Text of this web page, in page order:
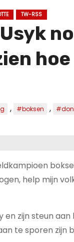
TW-RSS
, #boksen ,
help mijn
zijn steun
te sporen